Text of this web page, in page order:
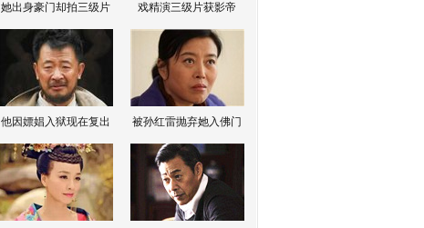
她出身豪门却拍三级片 戏精演三级片获影帝
他因嫖娼入狱现在复出 被孙红雷抛弃她入佛门